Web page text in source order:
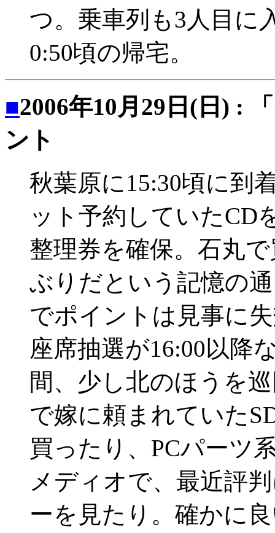
つ。乗車列も3人目に
0:50頃の帰宅。
■2006年10月29日(日) :
ント
秋葉原に15:30頃に到
ット予約していたCD
整理券を確保。石丸
ぶりだという記憶の
でポイントは見事に
座席抽選が16:00以降
間、少し北のほうを
で嫁に頼まれていた
買ったり、PCパーツ
メディオで、最近評
ーを見たり。確かに